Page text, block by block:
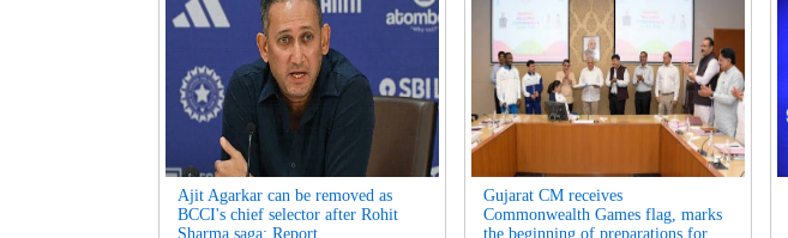
Ajit Agarkar can be removed as
BCCI's chief selector after Rohit
Sharma saga: Report...
Gujarat CM receives
Commonwealth Games flag, marks
the beginning of preparations for